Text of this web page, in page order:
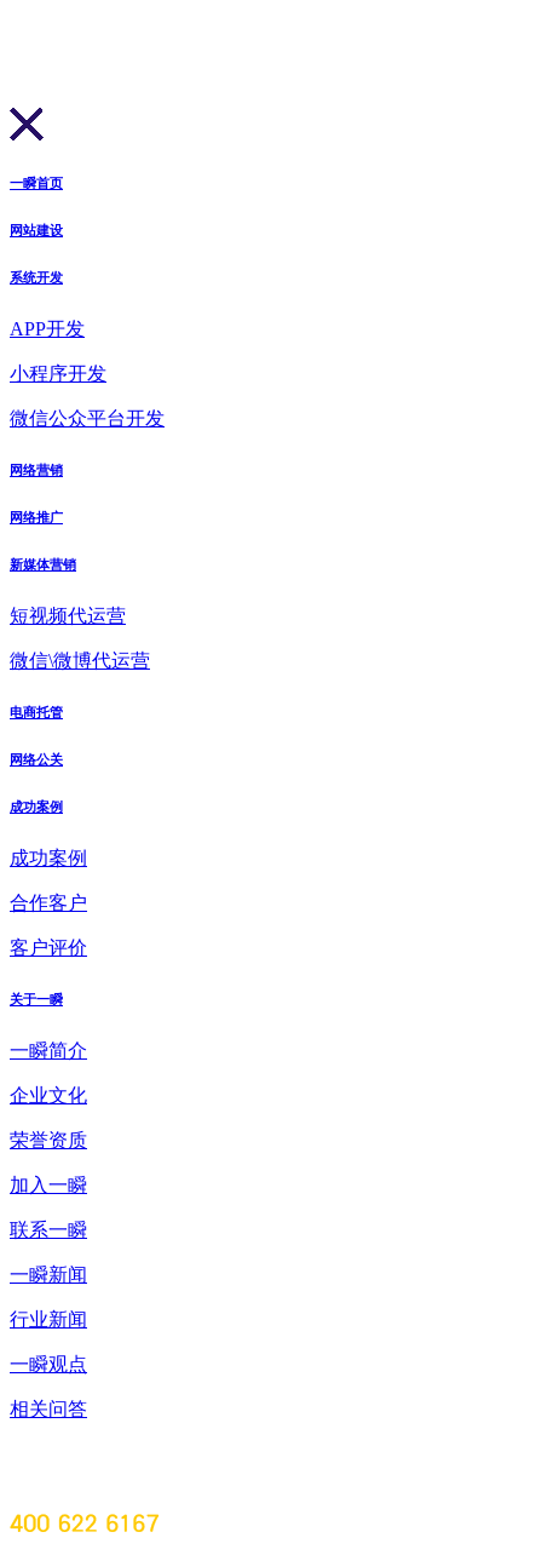
一瞬首页
网站建设
系统开发
APP开发
小程序开发
微信公众平台开发
网络营销
网络推广
新媒体营销
短视频代运营
微信\微博代运营
电商托管
网络公关
成功案例
成功案例
合作客户
客户评价
关于一瞬
一瞬简介
企业文化
荣誉资质
加入一瞬
联系一瞬
一瞬新闻
行业新闻
一瞬观点
相关问答